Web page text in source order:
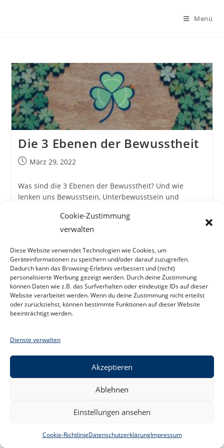
Cookie-Zustimmung
verwalten
Diese Website verwendet Technologien wie Cookies, um
Geräteinformationen zu speichern und/oder darauf zuzugreifen.
Dadurch kann das Browsing-Erlebnis verbessert und (nicht)
personalisierte Werbung gezeigt werden. Durch deine Zustimmung
können Daten wie z.B. das Surfverhalten oder eindeutige IDs auf dieser
Website verarbeitet werden. Wenn du deine Zustimmung nicht erteilst
oder zurückziehst, können bestimmte Funktionen auf dieser Website
beeinträchtigt werden.
Dienste verwalten
Akzeptieren
Ablehnen
Einstellungen ansehen
Cookie-RichtlinieDatenschutzerklärungImpressum
Menü
Die 3 Ebenen der Bewusstheit
BeitragMärz 29, 2022
Was sind die 3 Ebenen der Bewusstheit? Und wie
lenken uns Bewusstsein, Unterbewusstsein und
Die
Ebenen
Der
Bewusstheit
Datenschutzerklärung Impressum